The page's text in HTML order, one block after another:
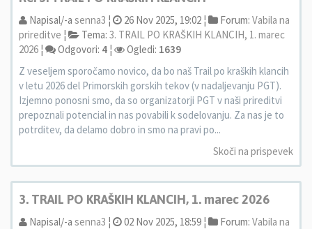
Napisal/-a senna3 ¦ 26 Nov 2025, 19:02 ¦ Forum: Vabila na
prireditve ¦ Tema: 3. TRAIL PO KRAŠKIH KLANCIH, 1. marec
2026 ¦ Odgovori: 4 ¦ Ogledi: 1639
Z veseljem sporočamo novico, da bo naš Trail po kraških klancih
v letu 2026 del Primorskih gorskih tekov (v nadaljevanju PGT).
Izjemno ponosni smo, da so organizatorji PGT v naši prireditvi
prepoznali potencial in nas povabili k sodelovanju. Za nas je to
potrditev, da delamo dobro in smo na pravi po...
Skoči na prispevek
3. TRAIL PO KRAŠKIH KLANCIH, 1. marec 2026
Napisal/-a senna3 ¦ 02 Nov 2025, 18:59 ¦ Forum: Vabila na